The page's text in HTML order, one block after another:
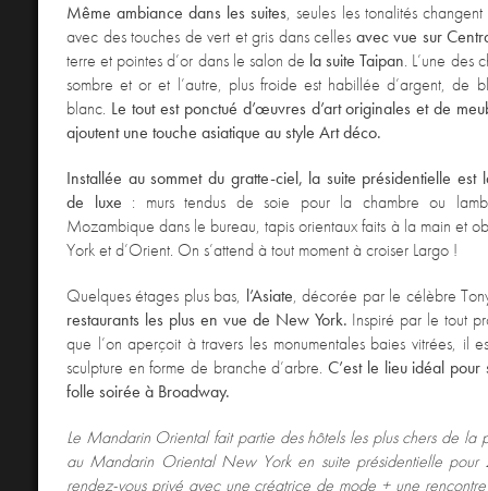
Même ambiance dans les suites, seules les tonalités
avec des touches de vert et gris dans celles avec vue sur
terre et pointes d’or dans le salon de la suite Taipan. L’une des
sombre et or et l’autre, plus froide est habillée d’argent, de
blanc. Le tout est ponctué d’œuvres d’art originales et de
ajoutent une touche asiatique au style Art déco.
Installée au sommet du gratte-ciel, la suite présidentielle est
de luxe : murs tendus de soie pour la chambre ou
Mozambique dans le bureau, tapis orientaux faits à la main et
York et d’Orient. On s’attend à tout moment à croiser Largo !
Quelques étages plus bas, l’Asiate, décorée par le célèbre
restaurants les plus en vue de New York. Inspiré par le tout
que l’on aperçoit à travers les monumentales baies vitrées, il
sculpture en forme de branche d’arbre.C’est le lieu idéal
folle soirée à Broadway.
Le Mandarin Oriental fait partie des hôtels les plus chers de la
au Mandarin Oriental New York en suite présidentielle pour
rendez-vous privé avec une créatrice de mode + une